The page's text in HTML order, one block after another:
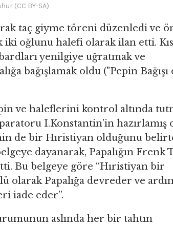
(CC BY-SA)
taç giyme töreni düzenledi ve
oğlunu halefi olarak ilan etti.
yenilgiye uğratmak ve
bağışlamak oldu ("Pepin
ve haleflerini kontrol altında
I.Konstantin’in hazırlamış
de bir Hıristiyan olduğunu
dayanarak, Papalığın Frenk
Bu belgeye göre “Hıristiyan bir
Papalığa devreder ve
iade eder”.
aslında her bir tahtın